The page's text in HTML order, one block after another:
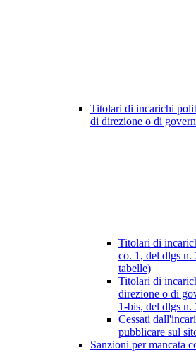
Titolari di incarichi
di direzione o di
Titolari di
co. 1, del dlgs n.
tabelle)
Titolari di
direzione o di
1-bis, del dlgs n.
Cessati
pubblicare sul
Sanzioni per mancata